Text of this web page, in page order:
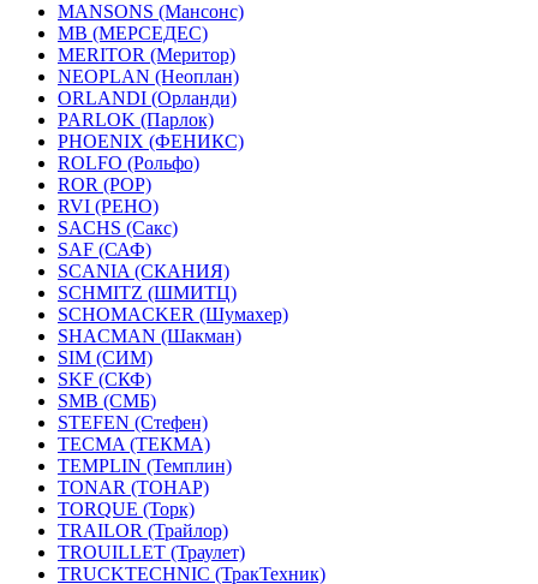
MANSONS (Мансонс)
MB (МЕРСЕДЕС)
MERITOR (Меритор)
NEOPLAN (Неоплан)
ORLANDI (Орланди)
PARLOK (Парлок)
PHOENIX (ФЕНИКС)
ROLFO (Рольфо)
ROR (РОР)
RVI (РЕНО)
SACHS (Сакс)
SAF (САФ)
SCANIA (СКАНИЯ)
SCHMITZ (ШМИТЦ)
SCHOMACKER (Шумахер)
SHACMAN (Шакман)
SIM (СИМ)
SKF (СКФ)
SMB (СМБ)
STEFEN (Стефен)
TECMA (ТЕКМА)
TEMPLIN (Темплин)
TONAR (ТОНАР)
TORQUE (Торк)
TRAILOR (Трайлор)
TROUILLET (Траулет)
TRUCKTECHNIC (ТракТехник)